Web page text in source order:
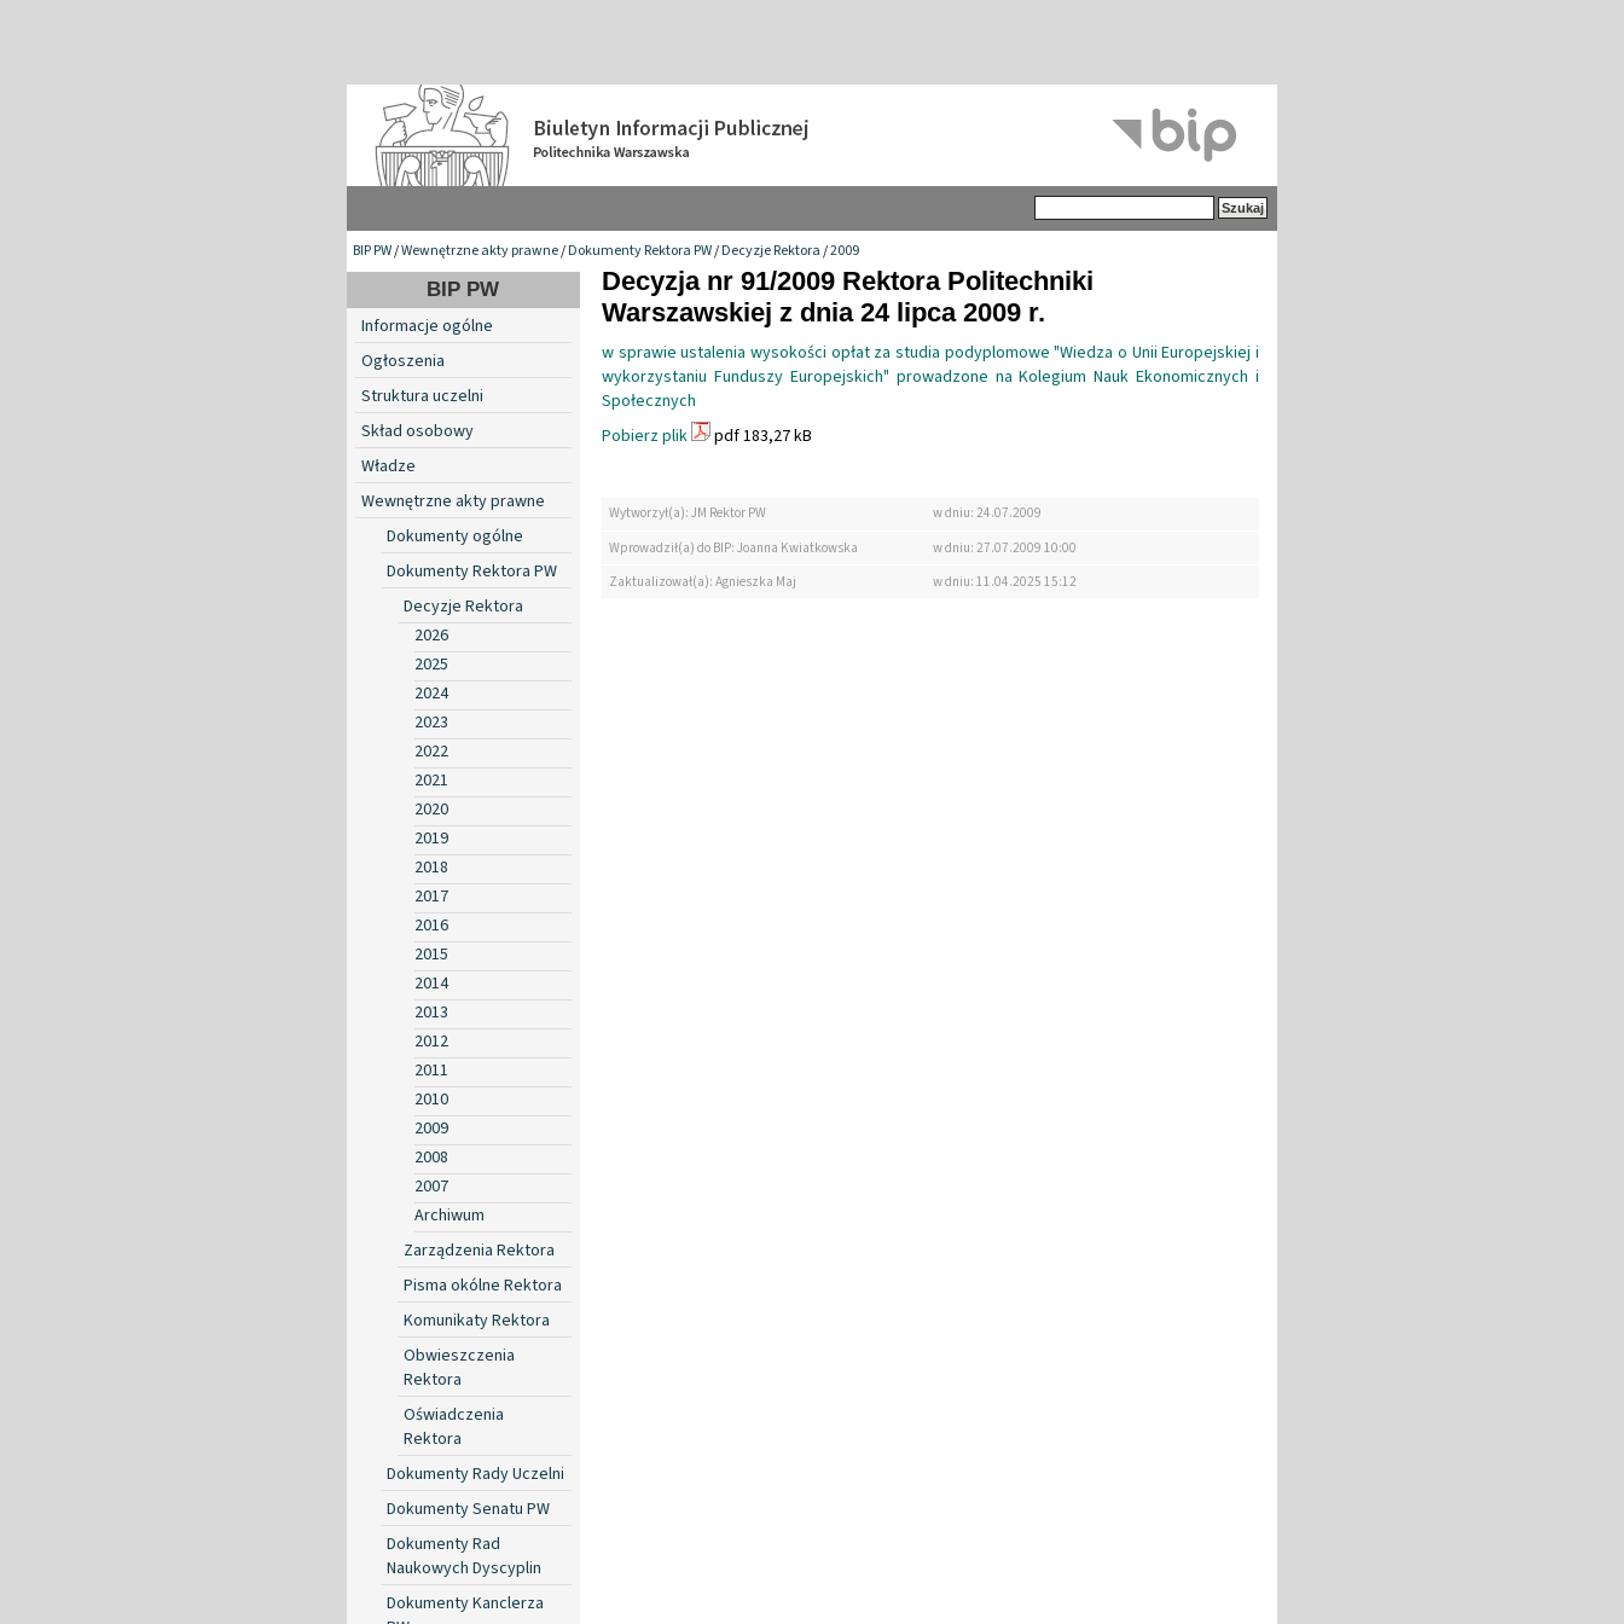
BIP PW/Wewnętrzne akty prawne/Dokumenty Rektora PW/Decyzje Rektora/2009
BIP PW
Informacje ogólne
Ogłoszenia
Struktura uczelni
Skład osobowy
Władze
Wewnętrzne akty prawne
Dokumenty ogólne
Dokumenty Rektora PW
Decyzje Rektora
2026
2025
2024
2023
2022
2021
2020
2019
2018
2017
2016
2015
2014
2013
2012
2011
2010
2009
2008
2007
Archiwum
Zarządzenia Rektora
Pisma okólne Rektora
Komunikaty Rektora
Obwieszczenia
Rektora
Oświadczenia
Rektora
Dokumenty Rady Uczelni
Dokumenty Senatu PW
Dokumenty Rad
Naukowych Dyscyplin
Dokumenty Kanclerza
Decyzja nr 91/2009 Rektora Politechniki
Warszawskiej z dnia 24 lipca 2009 r.
w sprawie ustalenia wysokości opłat za studia podyplomowe "Wiedza o Unii Europejskiej i
wykorzystaniu Funduszy Europejskich" prowadzone na Kolegium Nauk Ekonomicznych i
Społecznych
Pobierz plik
pdf 183,27 kB
Wytworzył(a): JM Rektor PW
w dniu: 24.07.2009
Wprowadził(a) do BIP: Joanna Kwiatkowska
w dniu: 27.07.2009 10:00
Zaktualizował(a): Agnieszka Maj
w dniu: 11.04.2025 15:12